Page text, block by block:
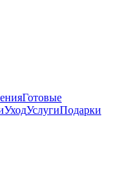
Готовые
УходУслугиПодарки